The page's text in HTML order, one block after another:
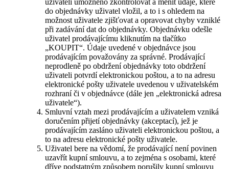
do objednávky uživatel vložil, a to i s ohledem na
možnost uživatele zjišťovat a opravovat chyby vzniklé
při zadávání dat do objednávky. Objednávku odešle
uživatel prodávajícímu kliknutím na tlačítko
„KOUPIT“. Údaje uvedené v objednávce jsou
prodávajícím považovány za správné. Prodávající
neprodleně po obdržení objednávky toto obdržení
uživateli potvrdí elektronickou poštou, a to na adresu
elektronické pošty uživatele uvedenou v uživatelském
rozhraní či v objednávce (dále jen „elektronická adresa
uživatele“).
Smluvní vztah mezi prodávajícím a uživatelem vzniká
doručením přijetí objednávky (akceptací), jež je
prodávajícím zasláno uživateli elektronickou poštou, a
to na adresu elektronické pošty uživatele.
Uživatel bere na vědomí, že prodávající není povinen
uzavřít kupní smlouvu, a to zejména s osobami, které
dříve podstatným způsobem porušily kupní smlouvu